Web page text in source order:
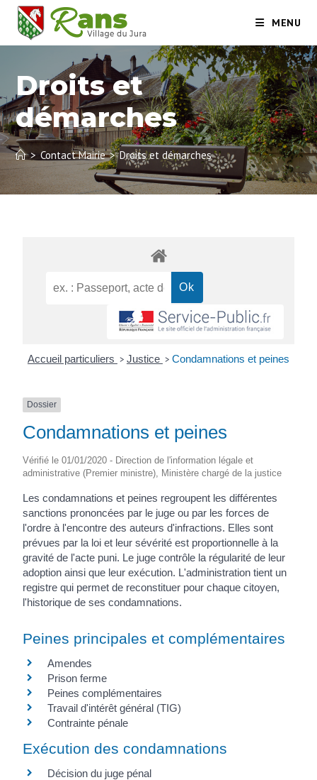
MENU
Droits et
démarches
> Contact Mairie > Droits et démarches
Accueil particuliers > Justice > Condamnations et peines
Dossier
Condamnations et peines
Vérifié le 01/01/2020 - Direction de l'information légale et
administrative (Premier ministre), Ministère chargé de la justice
Les condamnations et peines regroupent les différentes
sanctions prononcées par le juge ou par les forces de
l'ordre à l'encontre des auteurs d'infractions. Elles sont
prévues par la loi et leur sévérité est proportionnelle à la
gravité de l'acte puni. Le juge contrôle la régularité de leur
adoption ainsi que leur exécution. L'administration tient un
registre qui permet de reconstituer pour chaque citoyen,
l'historique de ses condamnations.
Peines principales et complémentaires
Amendes
Prison ferme
Peines complémentaires
Travail d'intérêt général (TIG)
Contrainte pénale
Exécution des condamnations
Décision du juge pénal